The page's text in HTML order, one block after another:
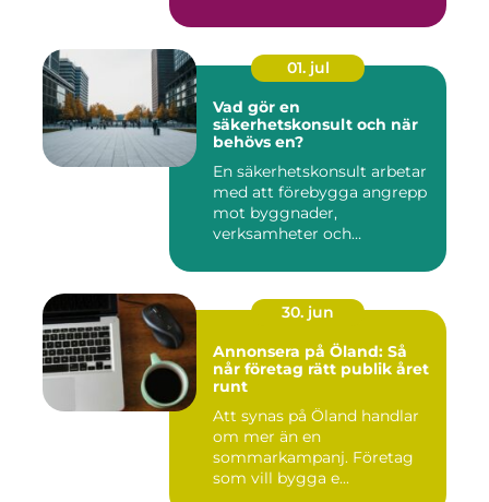
01. jul
Vad gör en
säkerhetskonsult och när
behövs en?
En säkerhetskonsult arbetar
med att förebygga angrepp
mot byggnader,
verksamheter och
30. jun
Annonsera på Öland: Så
når företag rätt publik året
runt
Att synas på Öland handlar
om mer än en
sommarkampanj. Företag
som vill bygga e...